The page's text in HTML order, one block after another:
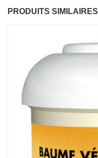
PRODUITS SIMILAIRES